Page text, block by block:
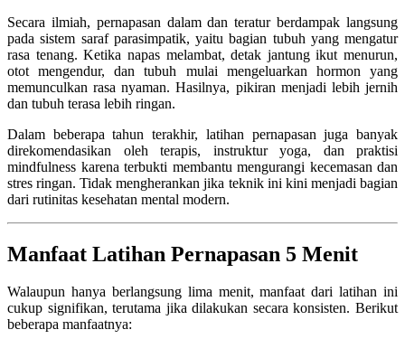
Secara ilmiah, pernapasan dalam dan teratur berdampak langsung
pada sistem saraf parasimpatik, yaitu bagian tubuh yang mengatur
rasa tenang. Ketika napas melambat, detak jantung ikut menurun,
otot mengendur, dan tubuh mulai mengeluarkan hormon yang
memunculkan rasa nyaman. Hasilnya, pikiran menjadi lebih jernih
dan tubuh terasa lebih ringan.
Dalam beberapa tahun terakhir, latihan pernapasan juga banyak
direkomendasikan oleh terapis, instruktur yoga, dan praktisi
mindfulness karena terbukti membantu mengurangi kecemasan dan
stres ringan. Tidak mengherankan jika teknik ini kini menjadi bagian
dari rutinitas kesehatan mental modern.
Manfaat Latihan Pernapasan 5 Menit
Walaupun hanya berlangsung lima menit, manfaat dari latihan ini
cukup signifikan, terutama jika dilakukan secara konsisten. Berikut
beberapa manfaatnya: